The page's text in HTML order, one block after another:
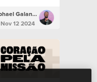
Raphael Galante
Nov 12 2024